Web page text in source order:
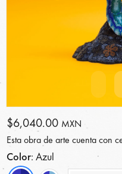
$6,040.00 MXN
Esta obra de arte cuenta con
Color: Azul